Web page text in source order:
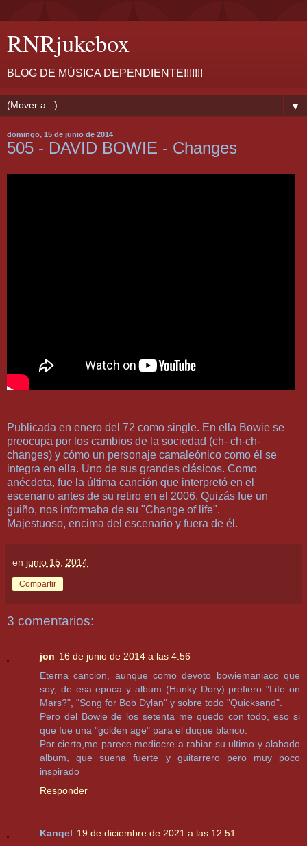
RNRjukebox
BLOG DE MÚSICA DEPENDIENTE!!!!!!!
▼
domingo, 15 de junio de 2014
505 - DAVID BOWIE - Changes
Publicada en enero del 72 como single. En ella Bowie se
preocupa por los cambios de la sociedad (ch- ch-ch-
changes) y cómo un personaje camaleónico como él se
integra en ella. Uno de sus grandes clásicos. Como
anécdota, fue la última canción que interpretó en el
escenario antes de su retiro en el 2006. Quizás fue un
guiño, nos informaba de su "Change of life".
Majestuoso, encima del escenario y fuera de él.
en junio 15, 2014
Compartir
3 comentarios:
jon 16 de junio de 2014 a las 4:56
Eterna cancion, aunque como devoto bowiemaniaco que
soy, de esa epoca y album (Hunky Dory) prefiero "Life on
Mars?", "Song for Bob Dylan" y sobre todo "Quicksand".
Pero del Bowie de los setenta me quedo con todo, eso si
que fue una "golden age" para el duque blanco.
Por cierto,me parece mediocre a rabiar su ultimo y alabado
album, que suena fuerte y guitarrero pero muy poco
inspirado
Responder
Kanqel 19 de diciembre de 2021 a las 12:51